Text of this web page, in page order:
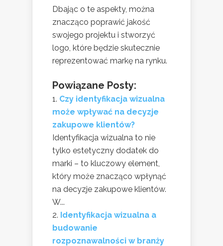
Dbając o te aspekty, można
znacząco poprawić jakość
swojego projektu i stworzyć
logo, które będzie skutecznie
reprezentować markę na rynku.
Powiązane Posty:
Czy identyfikacja wizualna
może wpływać na decyzje
zakupowe klientów?
Identyfikacja wizualna to nie
tylko estetyczny dodatek do
marki – to kluczowy element,
który może znacząco wpłynąć
na decyzje zakupowe klientów.
W...
Identyfikacja wizualna a
budowanie
rozpoznawalności w branży